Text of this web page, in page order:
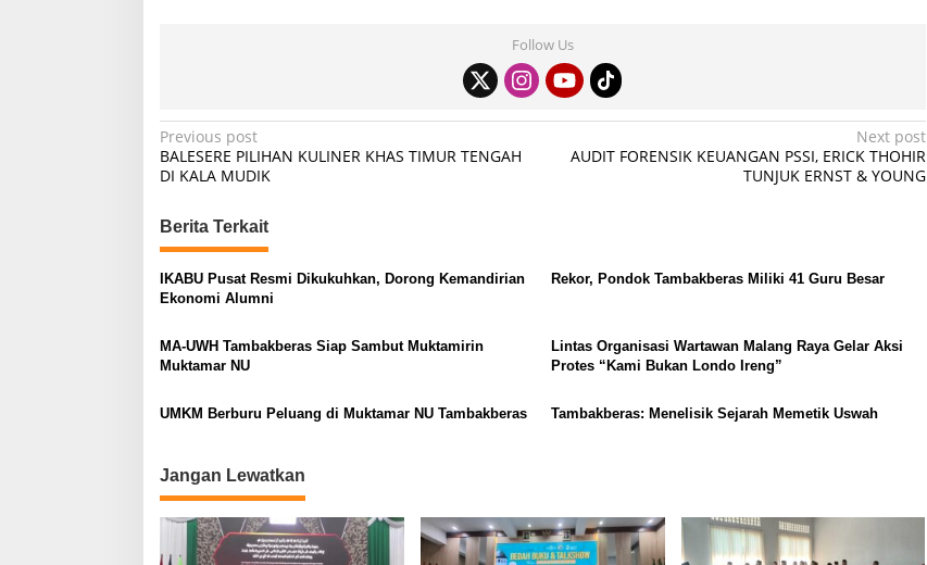
Follow Us
P
o
t
n
a
i
a
i
o
Previous post
BALESERE PILIHAN KULINER KHAS TIMUR TENGAH
DI KALA MUDIK
Next post
AUDIT FORENSIK KEUANGAN PSSI, ERICK THOHIR
TUNJUK ERNST & YOUNG
Berita Terkait
IKABU Pusat Resmi Dikukuhkan, Dorong Kemandirian
Ekonomi Alumni
Rekor, Pondok Tambakberas Miliki 41 Guru Besar
MA-UWH Tambakberas Siap Sambut Muktamirin
Muktamar NU
Lintas Organisasi Wartawan Malang Raya Gelar Aksi
Protes “Kami Bukan Londo Ireng”
UMKM Berburu Peluang di Muktamar NU Tambakberas Tambakberas: Menelisik Sejarah Memetik Uswah
Jangan Lewatkan